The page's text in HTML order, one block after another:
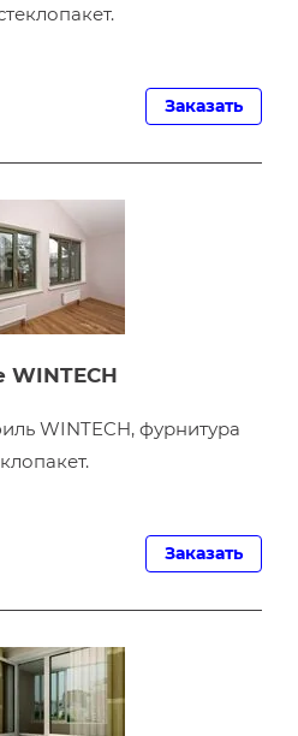
Заказать
WINTECH
WINTECH, фурнитура
Заказать